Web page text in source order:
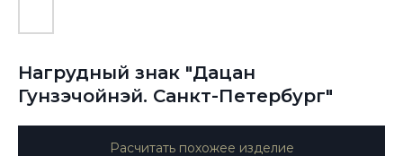
Нагрудный знак "Дацан
Гунзэчойнэй. Санкт-Петербург"
Расчитать похожее изделие